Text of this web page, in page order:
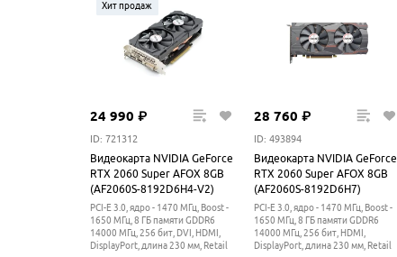
Хит продаж
24 990 ₽
ID: 721312
Видеокарта NVIDIA GeForce
RTX 2060 Super AFOX 8GB
(AF2060S-8192D6H4-V2)
PCI-E 3.0, ядро - 1470 МГц, Boost -
1650 МГц , 8 ГБ памяти GDDR6
14000 МГц , 256 бит, DVI, HDMI,
DisplayPort, длина 230 мм, Retail
28 760 ₽
ID: 493894
Видеокарта NVIDIA GeForce
RTX 2060 Super AFOX 8GB
(AF2060S-8192D6H7)
PCI-E 3.0, ядро - 1470 МГц, Boost -
1650 МГц , 8 ГБ памяти GDDR6
14000 МГц , 256 бит, HDMI,
DisplayPort, длина 230 мм, Retail